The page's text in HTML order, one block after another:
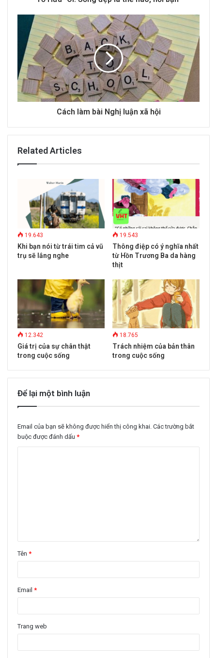
Cách làm bài Nghị luận xã hội​
Related Articles
19.643
Khi bạn nói từ trái tim cả vũ
trụ sẽ lắng nghe
19.543
Thông điệp có ý nghĩa nhất
từ Hồn Trương Ba da hàng
thịt
12.342
Giá trị của sự chân thật
trong cuộc sống
18.765
Trách nhiệm của bản thân
trong cuộc sống
Để lại một bình luận
Email của bạn sẽ không được hiển thị công khai. Các trường bắt
buộc được đánh dấu *
Tên *
Email *
Trang web